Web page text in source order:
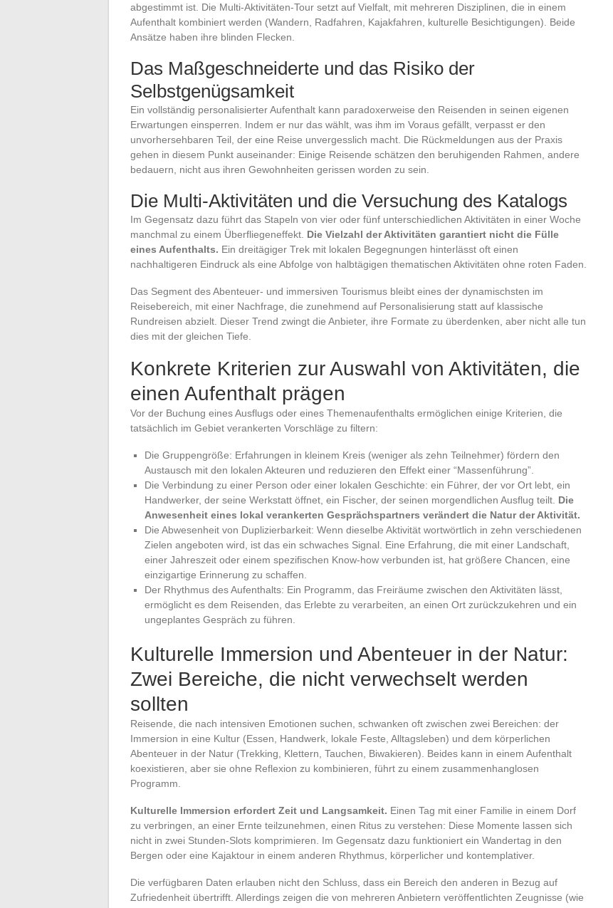
abgestimmt ist. Die Multi-Aktivitäten-Tour setzt auf Vielfalt, mit mehreren Disziplinen, die in einem
Aufenthalt kombiniert werden (Wandern, Radfahren, Kajakfahren, kulturelle Besichtigungen). Beide
Ansätze haben ihre blinden Flecken.
Das Maßgeschneiderte und das Risiko der
Selbstgenügsamkeit
Ein vollständig personalisierter Aufenthalt kann paradoxerweise den Reisenden in seinen eigenen
Erwartungen einsperren. Indem er nur das wählt, was ihm im Voraus gefällt, verpasst er den
unvorhersehbaren Teil, der eine Reise unvergesslich macht. Die Rückmeldungen aus der Praxis
gehen in diesem Punkt auseinander: Einige Reisende schätzen den beruhigenden Rahmen, andere
bedauern, nicht aus ihren Gewohnheiten gerissen worden zu sein.
Die Multi-Aktivitäten und die Versuchung des Katalogs
Im Gegensatz dazu führt das Stapeln von vier oder fünf unterschiedlichen Aktivitäten in einer Woche
manchmal zu einem Überfliegeneffekt. Die Vielzahl der Aktivitäten garantiert nicht die Fülle
eines Aufenthalts. Ein dreitägiger Trek mit lokalen Begegnungen hinterlässt oft einen
nachhaltigeren Eindruck als eine Abfolge von halbtägigen thematischen Aktivitäten ohne roten Faden.
Das Segment des Abenteuer- und immersiven Tourismus bleibt eines der dynamischsten im
Reisebereich, mit einer Nachfrage, die zunehmend auf Personalisierung statt auf klassische
Rundreisen abzielt. Dieser Trend zwingt die Anbieter, ihre Formate zu überdenken, aber nicht alle tun
dies mit der gleichen Tiefe.
Konkrete Kriterien zur Auswahl von Aktivitäten, die
einen Aufenthalt prägen
Vor der Buchung eines Ausflugs oder eines Themenaufenthalts ermöglichen einige Kriterien, die
tatsächlich im Gebiet verankerten Vorschläge zu filtern:
Die Gruppengröße: Erfahrungen in kleinem Kreis (weniger als zehn Teilnehmer) fördern den
Austausch mit den lokalen Akteuren und reduzieren den Effekt einer “Massenführung”.
Die Verbindung zu einer Person oder einer lokalen Geschichte: ein Führer, der vor Ort lebt, ein
Handwerker, der seine Werkstatt öffnet, ein Fischer, der seinen morgendlichen Ausflug teilt. Die
Anwesenheit eines lokal verankerten Gesprächspartners verändert die Natur der Aktivität.
Die Abwesenheit von Duplizierbarkeit: Wenn dieselbe Aktivität wortwörtlich in zehn verschiedenen
Zielen angeboten wird, ist das ein schwaches Signal. Eine Erfahrung, die mit einer Landschaft,
einer Jahreszeit oder einem spezifischen Know-how verbunden ist, hat größere Chancen, eine
einzigartige Erinnerung zu schaffen.
Der Rhythmus des Aufenthalts: Ein Programm, das Freiräume zwischen den Aktivitäten lässt,
ermöglicht es dem Reisenden, das Erlebte zu verarbeiten, an einen Ort zurückzukehren und ein
ungeplantes Gespräch zu führen.
Kulturelle Immersion und Abenteuer in der Natur:
Zwei Bereiche, die nicht verwechselt werden
sollten
Reisende, die nach intensiven Emotionen suchen, schwanken oft zwischen zwei Bereichen: der
Immersion in eine Kultur (Essen, Handwerk, lokale Feste, Alltagsleben) und dem körperlichen
Abenteuer in der Natur (Trekking, Klettern, Tauchen, Biwakieren). Beides kann in einem Aufenthalt
koexistieren, aber sie ohne Reflexion zu kombinieren, führt zu einem zusammenhanglosen
Programm.
Kulturelle Immersion erfordert Zeit und Langsamkeit. Einen Tag mit einer Familie in einem Dorf
zu verbringen, an einer Ernte teilzunehmen, einen Ritus zu verstehen: Diese Momente lassen sich
nicht in zwei Stunden-Slots komprimieren. Im Gegensatz dazu funktioniert ein Wandertag in den
Bergen oder eine Kajaktour in einem anderen Rhythmus, körperlicher und kontemplativer.
Die verfügbaren Daten erlauben nicht den Schluss, dass ein Bereich den anderen in Bezug auf
Zufriedenheit übertrifft. Allerdings zeigen die von mehreren Anbietern veröffentlichten Zeugnisse (wie